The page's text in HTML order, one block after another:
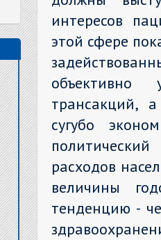
интересов
этой сфере
объективно
трансакций,
сугубо
расходов
величины
тенденцию -